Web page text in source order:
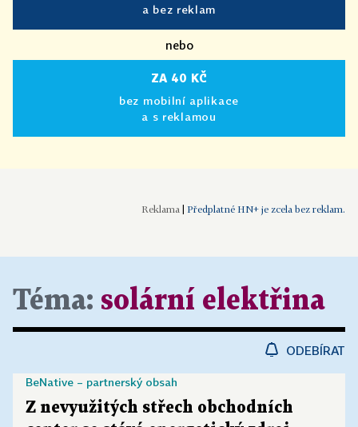
a bez reklam
nebo
ZA 40 KČ
bez mobilní aplikace
a s reklamou
| Předplatné HN+ je zcela bez reklam.
Téma: solární elektřina
ODEBÍRAT
Z nevyužitých střech obchodních
BeNative – partnerský obsah